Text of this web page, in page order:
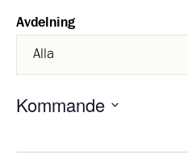
Avdelning
Kommande
datum.